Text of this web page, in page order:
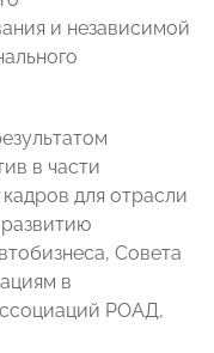
и независимой
в части
для отрасли
Совета
в
РОАД,